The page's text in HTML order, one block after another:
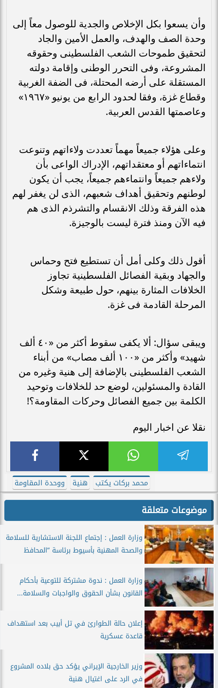
وأن يسعوا بكل الإخلاص والجدية للوصول معاً إلى
وحدة الصف والهدف، والعمل الأمين والجاد
لتحقيق طموحات الشعب الفلسطينى وحقوقه
المشروعة، وفى التحرر الوطنى وإقامة دولته
المستقلة على أرضه المحتلة، فى الضفة الغربية
وقطاع غزة، وفقا لحدود الرابع من يونيو «١٩٦٧»
وعاصمتها القدس العربية.
وعلى هؤلاء جميعاً مهماً تعددت ولاءاتهم وتنوعت
انتماءاتهم أو معتقداتهم، الإدراك الواعى بأن
ولاءهم جميعاً وانتماءهم جميعاً، يجب أن يكون
لوطنهم وتحقيق أهداف شعبهم، الذى لن يغفر لهم
هذه الفرقة وذلك الانقسام والتشرذم الذى هم
فيه الآن ومنذ فترة ليست بالوجيزة.
أقول ذلك وكلى أمل أن تستطيع فتح وحماس
والجهاد وبقية الفصائل الفلسطينية تجاوز
الخلافات المثارة بينهم، حول طبيعة وشكل
المرحلة القادمة فى غزة.
ويبقى سؤال: ألا يكفى سقوط أكثر من «٤٠ ألف
شهيد» وأكثر من «١٠٠ ألف مصاب» من أبناء
الشعب الفلسطينى بالإضافة إلى هنية وغيره من
القادة والمسئولين، لوضع حد للخلافات وتوحيد
الكلمة بين جميع الفصائل وحركات المقاومة؟!
نقلا عن اخبار اليوم
محمد بركات يكتب هنية ووحدة المقاومة
موضوعات متعلقة
وزارة العمل : إجتماع اللجنة الاستشارية للسلامة
والصحة المهنية بأسيوط برئاسة ”المحافظ
وزارة العمل : ندوة مشتركة للتوعية بأحكام
القانون بشأن الحقوق والواجبات والسلامة...
إعلان حالة الطوارئ في تل أبيب بعد استهداف
قاعدة عسكرية
وزير الخارجية الإيراني يؤكد حق بلاده المشروع
في الرد على اغتيال هنية